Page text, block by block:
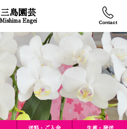
三島園芸
Mishima Engei Contact